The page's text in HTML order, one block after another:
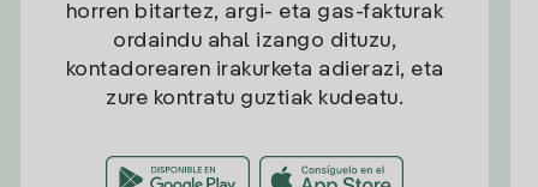
horren bitartez, argi- eta gas-fakturak
ordaindu ahal izango dituzu,
kontadorearen irakurketa adierazi, eta
zure kontratu guztiak kudeatu.